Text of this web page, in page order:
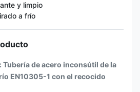
y limpio
a frío
de acero inconsútil de la
EN10305-1 con el recocido